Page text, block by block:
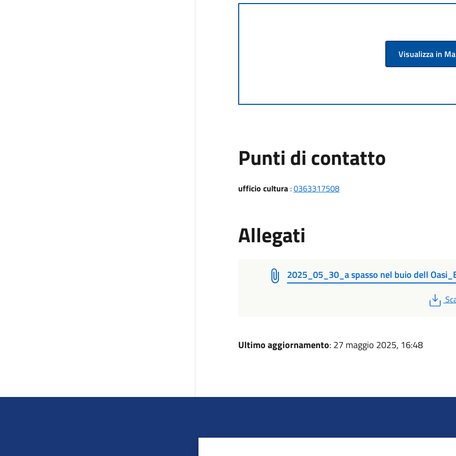
Visualizza in
Punti di contatto
ufficio cultura:0363317508
Allegati
2025_05_30_a spasso nel buio dell
Ultimo aggiornamento: 27 maggio 2025, 16:48